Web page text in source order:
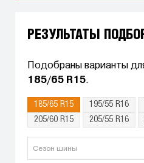
РЕЗУЛЬТАТЫ
Подобраны варианты
185/65 R15.
185/65 R15 195/55 R16
205/60 R15
205/55 R16
Сезон шины